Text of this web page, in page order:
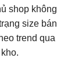
shop không
size bán
trend qua